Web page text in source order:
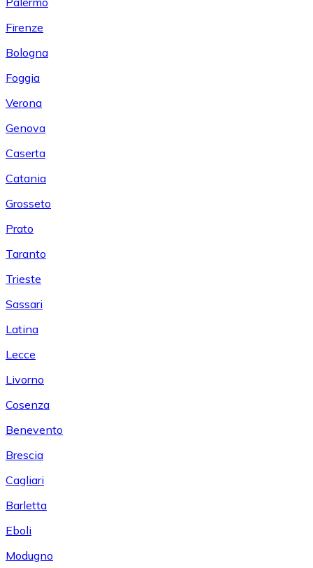
Firenze
Bologna
Foggia
Verona
Genova
Caserta
Catania
Grosseto
Prato
Taranto
Trieste
Sassari
Latina
Lecce
Livorno
Cosenza
Benevento
Brescia
Cagliari
Barletta
Eboli
Modugno